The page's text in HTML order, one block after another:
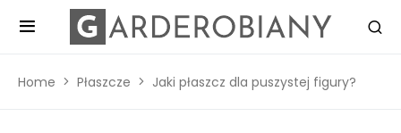
Home Płaszcze Jaki płaszcz dla puszystej figury?